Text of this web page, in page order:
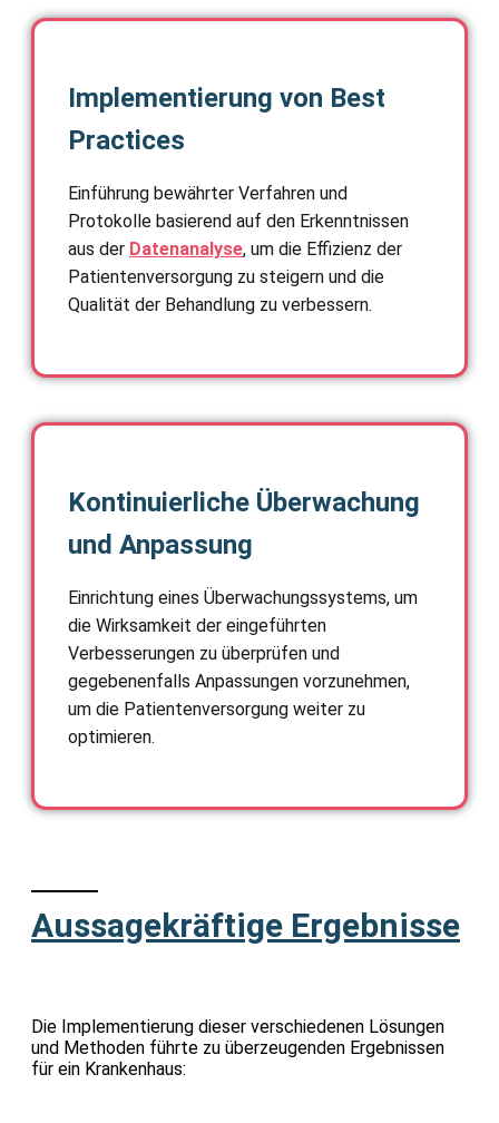
Implementierung von Best
Practices
Einführung bewährter Verfahren und
Protokolle basierend auf den Erkenntnissen
aus der Datenanalyse, um die Effizienz der
Patientenversorgung zu steigern und die
Qualität der Behandlung zu verbessern.
Kontinuierliche Überwachung
und Anpassung
Einrichtung eines Überwachungssystems, um
die Wirksamkeit der eingeführten
Verbesserungen zu überprüfen und
gegebenenfalls Anpassungen vorzunehmen,
um die Patientenversorgung weiter zu
optimieren.
Aussagekräftige Ergebnisse
Die Implementierung dieser verschiedenen Lösungen
und Methoden führte zu überzeugenden Ergebnissen
für ein Krankenhaus: